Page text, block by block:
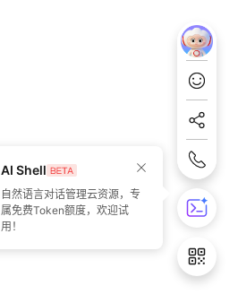
AI Shell
自然语言对话管理云资源，专
属免费Token额度，欢迎试
用！